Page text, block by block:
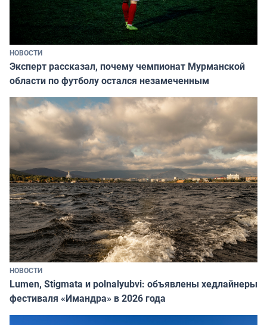
НОВОСТИ
Эксперт рассказал, почему чемпионат Мурманской
области по футболу остался незамеченным
НОВОСТИ
Lumen, Stigmata и polnalyubvi: объявлены хедлайнеры
фестиваля «Имандра» в 2026 года